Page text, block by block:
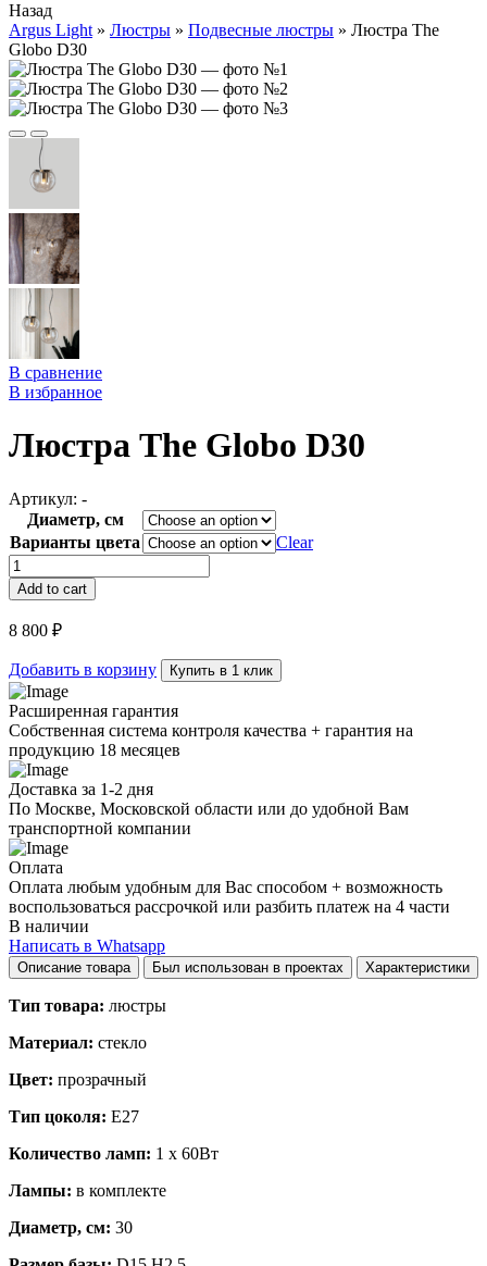
Назад
Argus Light » Люстры » Подвесные люстры » Люстра The
Globo D30
В сравнение
В избранное
Люстра The Globo D30
Артикул: -
Диаметр, см
Варианты цвета
Clear
Люстра
The
Globo
D30
quantity
Add to cart
8 800 ₽
Добавить в корзину Купить в 1 клик
Расширенная гарантия
Собственная система контроля качества + гарантия на
продукцию 18 месяцев
Доставка за 1-2 дня
По Москве, Московской области или до удобной Вам
транспортной компании
Оплата
Оплата любым удобным для Вас способом + возможность
воспользоваться рассрочкой или разбить платеж на 4 части
В наличии
Написать в Whatsapp
Описание товара Был использован в проектах Характеристики
Тип товара: люстры
Материал: стекло
Цвет: прозрачный
Тип цоколя: E27
Количество ламп: 1 x 60Вт
Лампы: в комплекте
Диаметр, см: 30